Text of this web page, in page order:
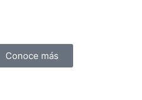
Conoce más